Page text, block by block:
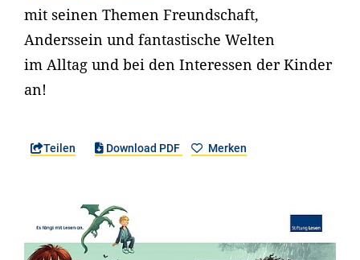
mit seinen Themen Freundschaft,
Anderssein und fantastische Welten
im Alltag und bei den Interessen der Kinder
an!
Teilen Download PDF Merken